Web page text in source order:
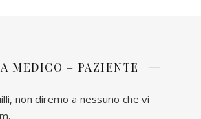
MEDICO – PAZIENTE
non diremo a nessuno che vi